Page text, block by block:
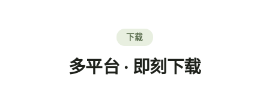
下载
多平台 · 即刻下载